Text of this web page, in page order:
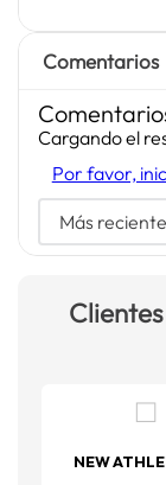
Comentarios
Cargando el
Por favor,
Más reciente
NEW